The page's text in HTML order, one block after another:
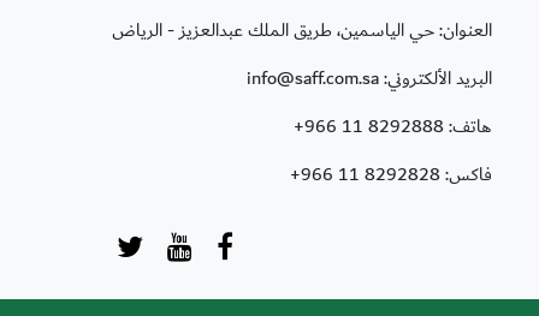
العنوان: حي الياسمين، طريق الملك عبدالعزيز - الرياض
البريد الألكتروني: info@saff.com.sa
هاتف:+966 11 8292888
فاكس:+966 11 8292828